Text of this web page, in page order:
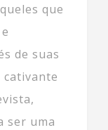
que
de suas
cativante
ser uma